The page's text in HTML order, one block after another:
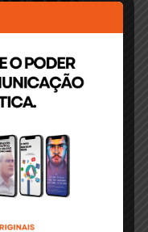
e
papel
e